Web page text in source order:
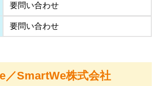
要問い合わせ
要問い合わせ
／SmartWe株式会社